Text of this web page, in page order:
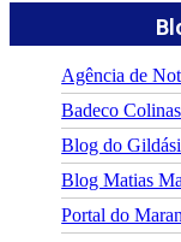
Agência de
Badeco Colinas
Blog do
Blog Matias
Portal do